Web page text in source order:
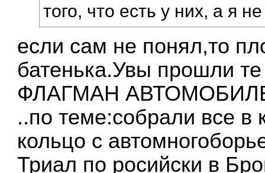
того, что есть у них, а я
если сам не понял,то
батенька.Увы прошли
ФЛАГМАН
..по теме:собрали все в
кольцо с
Триал по росийски в